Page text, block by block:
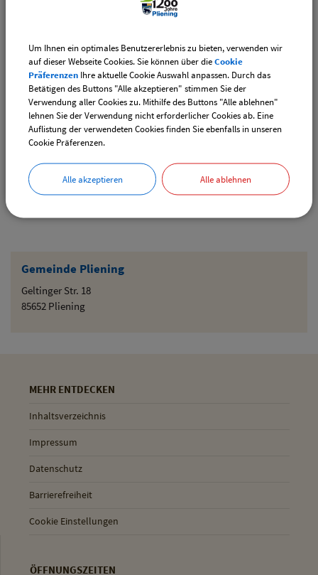
Gemeinde Pliening
Geltinger Str. 18
85652 Pliening
Vereinsangebote speziell für junge Leute
Downloads
Den gewählten Termin als VCS-Kalenderdatei
downloaden
Den gewählten Termin als iCal-Kalenderdatei
MEHR ENTDECKEN
Inhaltsverzeichnis
Impressum
Datenschutz
Barrierefreiheit
Cookie Einstellungen
ÖFFNUNGSZEITEN
Um Ihnen ein optimales Benutzererlebnis zu bieten, verwenden wir
auf dieser Webseite Cookies. Sie können über dieCookie
Präferenzen Ihre aktuelle Cookie Auswahl anpassen. Durch das
Betätigen des Buttons "Alle akzeptieren" stimmen Sie der
Verwendung aller Cookies zu. Mithilfe des Buttons "Alle ablehnen"
lehnen Sie der Verwendung nicht erforderlicher Cookies ab. Eine
Auflistung der verwendeten Cookies finden Sie ebenfalls in unseren
Cookie Präferenzen.
Alle akzeptieren Alle ablehnen